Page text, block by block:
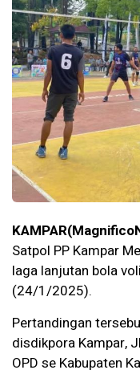
Satpol PP Kampar
laga lanjutan bola
(24/1/2025).
Pertandingan
disdikpora Kampar,
OPD se Kabupaten